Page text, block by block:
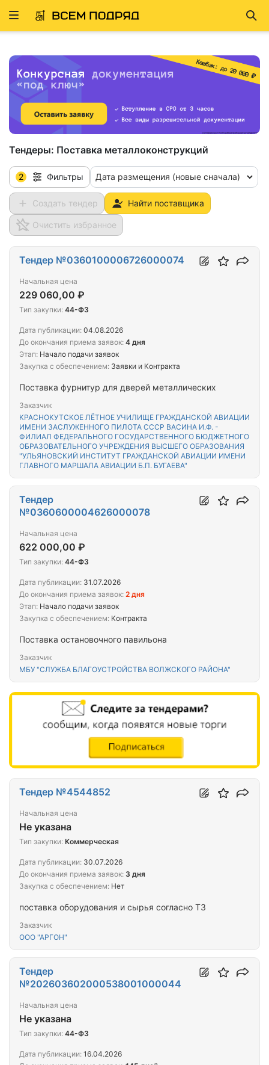
Развернуть
Тендеры: Поставка металлоконструкций
2 Фильтры Дата размещения (новые сначала)
Создать тендер Найти поставщика
Очистить избранное
Поставка фурнитур для дверей металлических
Заказчик
КРАСНОКУТСКОЕ ЛЁТНОЕ УЧИЛИЩЕ ГРАЖДАНСКОЙ АВИАЦИИ
ИМЕНИ ЗАСЛУЖЕННОГО ПИЛОТА СССР ВАСИНА И.Ф. -
ФИЛИАЛ ФЕДЕРАЛЬНОГО ГОСУДАРСТВЕННОГО БЮДЖЕТНОГО
ОБРАЗОВАТЕЛЬНОГО УЧРЕЖДЕНИЯ ВЫСШЕГО ОБРАЗОВАНИЯ
"УЛЬЯНОВСКИЙ ИНСТИТУТ ГРАЖДАНСКОЙ АВИАЦИИ ИМЕНИ
ГЛАВНОГО МАРШАЛА АВИАЦИИ Б.П. БУГАЕВА"
Тендер №0360100006726000074
Начальная цена
229 060,00 ₽
Тип закупки: 44-ФЗ
Дата публикации: 04.08.2026
До окончания приема заявок: 4 дня
Этап: Начало подачи заявок
Закупка с обеспечением: Заявки и Контракта
Поставка остановочного павильона
Заказчик
МБУ "СЛУЖБА БЛАГОУСТРОЙСТВА ВОЛЖСКОГО РАЙОНА"
Тендер
№0360600004626000078
Начальная цена
622 000,00 ₽
Тип закупки: 44-ФЗ
Дата публикации: 31.07.2026
До окончания приема заявок: 2 дня
Этап: Начало подачи заявок
Закупка с обеспечением: Контракта
поставка оборудования и сырья согласно ТЗ
Заказчик
ООО "АРГОН"
Тендер №4544852
Начальная цена
Не указана
Тип закупки: Коммерческая
Дата публикации: 30.07.2026
До окончания приема заявок: 3 дня
Закупка с обеспечением: Нет
Тендер
№202603602000538001000044
Начальная цена
Не указана
Тип закупки: 44-ФЗ
Дата публикации: 16.04.2026